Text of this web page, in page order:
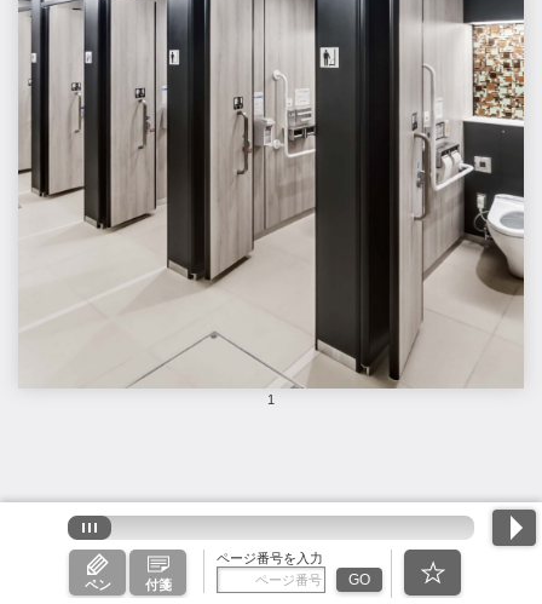
1
ペン 付箋
ページ番号を入力
GO